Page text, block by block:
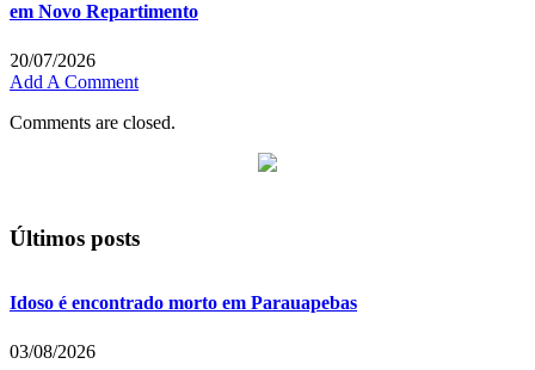
em Novo Repartimento
20/07/2026
Add A Comment
Comments are closed.
Últimos posts
Idoso é encontrado morto em Parauapebas
03/08/2026